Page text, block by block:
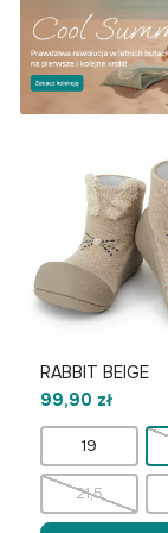
RABBIT BEIGE
99,90 zł
19
21,5